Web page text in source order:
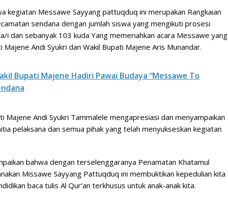
kegiatan Messawe Sayyang pattuqduq ini merupakan Rangkaian
sendana dengan jumlah siswa yang mengikuti prosesi
i dan sebanyak 103 kuda Yang memeriahkan acara Messawe yang
Andi Syukri dan Wakil Bupati Majene Aris Munandar.
Bupati Majene Hadiri Pawai Budaya “Messawe To
Majene Andi Syukri Tammalele mengapresiasi dan menyampaikan
pelaksana dan semua pihak yang telah menyukseskan kegiatan
bahwa dengan terselenggaranya Penamatan Khatamul
Missawe Sayyang Pattuqduq ini membuktikan kepedulian kita
baca tulis Al Qur’an terkhusus untuk anak-anak kita.